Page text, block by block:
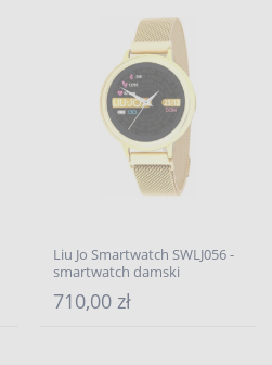
Liu Jo Smartwatch SWLJ056 -
smartwatch damski
710,00 zł